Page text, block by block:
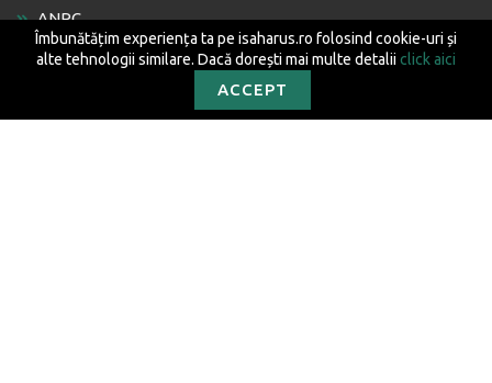
Îmbunătățim experiența ta pe isaharus.ro folosind cookie-uri și
alte tehnologii similare. Dacă dorești mai multe detalii click aici
ACCEPT
ANPC
Platforma SOL